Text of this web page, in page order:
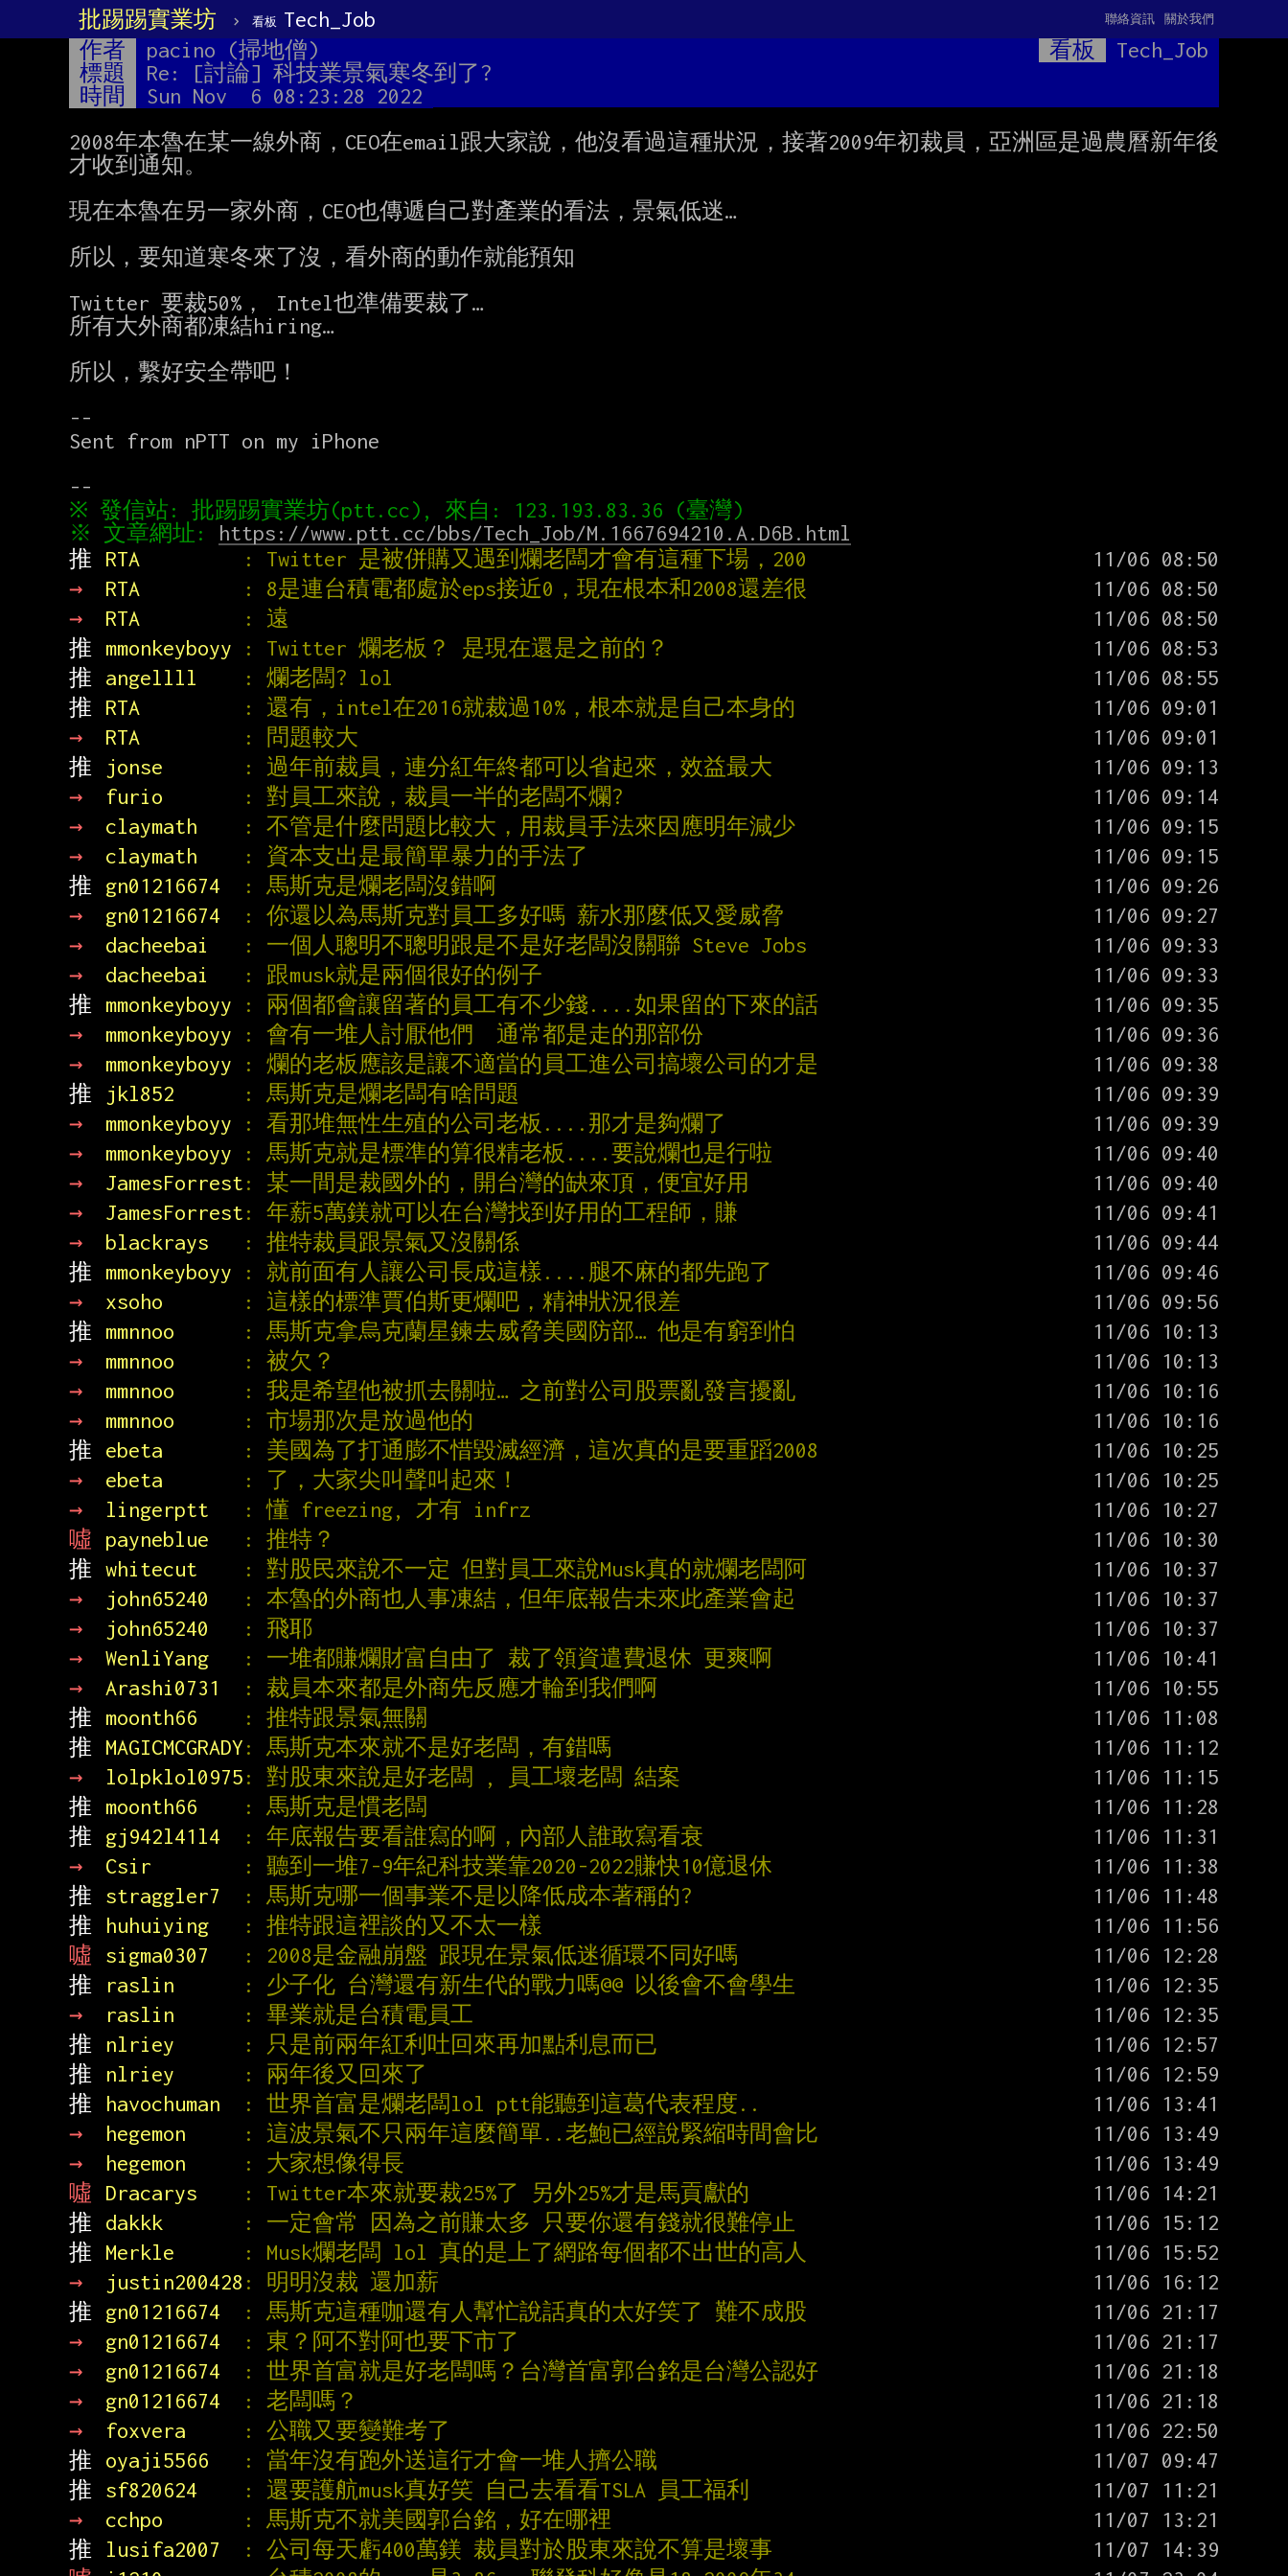
批踢踢實業坊 › 看板 Tech_Job 關於我們
聯絡資訊
作者 pacino (掃地僧) 看板
Tech_Job
標題
Re: [討論] 科技業景氣寒冬到了?
時間
Sun Nov  6 08:23:28 2022
2008年本魯在某一線外商，CEO在email跟大家說，他沒看過這種狀況，接著2009年初裁員，亞洲區是過農曆新年後
才收到通知。
現在本魯在另一家外商，CEO也傳遞自己對產業的看法，景氣低迷…
所以，要知道寒冬來了沒，看外商的動作就能預知
Twitter 要裁50%， Intel也準備要裁了…
所有大外商都凍結hiring…
所以，繫好安全帶吧！
--
Sent from nPTT on my iPhone
※ 文章網址: https://www.ptt.cc/bbs/Tech_Job/M.1667694210.A.D6B.html
推
RTA : Twitter 是被併購又遇到爛老闆才會有這種下場，200
→
RTA : 8是連台積電都處於eps接近0，現在根本和2008還差很
→
RTA : 遠
推
mmonkeyboyy : Twitter 爛老板？ 是現在還是之前的？
推
angellll : 爛老闆? lol
推
RTA : 還有，intel在2016就裁過10%，根本就是自己本身的
→
RTA : 問題較大
推
jonse : 過年前裁員，連分紅年終都可以省起來，效益最大
→
furio : 對員工來說，裁員一半的老闆不爛?
→
claymath : 不管是什麼問題比較大，用裁員手法來因應明年減少
→
claymath : 資本支出是最簡單暴力的手法了
推
gn01216674 : 馬斯克是爛老闆沒錯啊
→
gn01216674 : 你還以為馬斯克對員工多好嗎 薪水那麼低又愛威脅
→
dacheebai : 一個人聰明不聰明跟是不是好老闆沒關聯 Steve Jobs
→
dacheebai : 跟musk就是兩個很好的例子
推
mmonkeyboyy : 兩個都會讓留著的員工有不少錢....如果留的下來的話
→
mmonkeyboyy : 會有一堆人討厭他們  通常都是走的那部份
→
mmonkeyboyy : 爛的老板應該是讓不適當的員工進公司搞壞公司的才是
推
jkl852 : 馬斯克是爛老闆有啥問題
→
mmonkeyboyy : 看那堆無性生殖的公司老板....那才是夠爛了
→
mmonkeyboyy : 馬斯克就是標準的算很精老板....要說爛也是行啦
→
JamesForrest: 某一間是裁國外的，開台灣的缺來頂，便宜好用
→
JamesForrest: 年薪5萬鎂就可以在台灣找到好用的工程師，賺
→
blackrays : 推特裁員跟景氣又沒關係
推
mmonkeyboyy : 就前面有人讓公司長成這樣....腿不麻的都先跑了
→
xsoho : 這樣的標準賈伯斯更爛吧，精神狀況很差
推
mmnnoo : 馬斯克拿烏克蘭星鍊去威脅美國防部… 他是有窮到怕
→
mmnnoo : 被欠？
→
mmnnoo : 我是希望他被抓去關啦… 之前對公司股票亂發言擾亂
→
mmnnoo : 市場那次是放過他的
推
ebeta : 美國為了打通膨不惜毀滅經濟，這次真的是要重蹈2008
→
ebeta : 了，大家尖叫聲叫起來！
→
lingerptt : 懂 freezing, 才有 infrz
噓
payneblue : 推特？
推 whitecut : 對股民來說不一定 但對員工來說Musk真的就爛老闆阿
→
john65240 : 本魯的外商也人事凍結，但年底報告未來此產業會起
→
john65240 : 飛耶
→
WenliYang : 一堆都賺爛財富自由了 裁了領資遣費退休 更爽啊
→
Arashi0731 : 裁員本來都是外商先反應才輪到我們啊
推
moonth66 : 推特跟景氣無關
推
MAGICMCGRADY: 馬斯克本來就不是好老闆，有錯嗎
→
lolpklol0975: 對股東來說是好老闆 , 員工壞老闆 結案
推
moonth66 : 馬斯克是慣老闆
推
gj942l41l4 : 年底報告要看誰寫的啊，內部人誰敢寫看衰
→
Csir : 聽到一堆7-9年紀科技業靠2020-2022賺快10億退休
推
straggler7 : 馬斯克哪一個事業不是以降低成本著稱的?
推
huhuiying : 推特跟這裡談的又不太一樣
噓
sigma0307 : 2008是金融崩盤 跟現在景氣低迷循環不同好嗎
推
raslin : 少子化 台灣還有新生代的戰力嗎@@ 以後會不會學生
→
raslin : 畢業就是台積電員工
推
nlriey : 只是前兩年紅利吐回來再加點利息而已
推
nlriey : 兩年後又回來了
推
havochuman : 世界首富是爛老闆lol ptt能聽到這葛代表程度..
→
hegemon : 這波景氣不只兩年這麼簡單..老鮑已經說緊縮時間會比
→
hegemon : 大家想像得長
噓
Dracarys : Twitter本來就要裁25%了 另外25%才是馬貢獻的
推
dakkk : 一定會常 因為之前賺太多 只要你還有錢就很難停止
推
Merkle : Musk爛老闆 lol 真的是上了網路每個都不出世的高人
→
justin200428 : 明明沒裁 還加薪
推
gn01216674 : 馬斯克這種咖還有人幫忙說話真的太好笑了 難不成股
→
gn01216674 : 東？阿不對阿也要下市了
→
gn01216674 : 世界首富就是好老闆嗎？台灣首富郭台銘是台灣公認好
→
gn01216674 : 老闆嗎？
→
foxvera : 公職又要變難考了
推
oyaji5566 : 當年沒有跑外送這行才會一堆人擠公職
推
sf820624 : 還要護航musk真好笑 自己去看看TSLA 員工福利
→
cchpo : 馬斯克不就美國郭台銘，好在哪裡
推
lusifa2007 : 公司每天虧400萬鎂 裁員對於股東來說不算是壞事